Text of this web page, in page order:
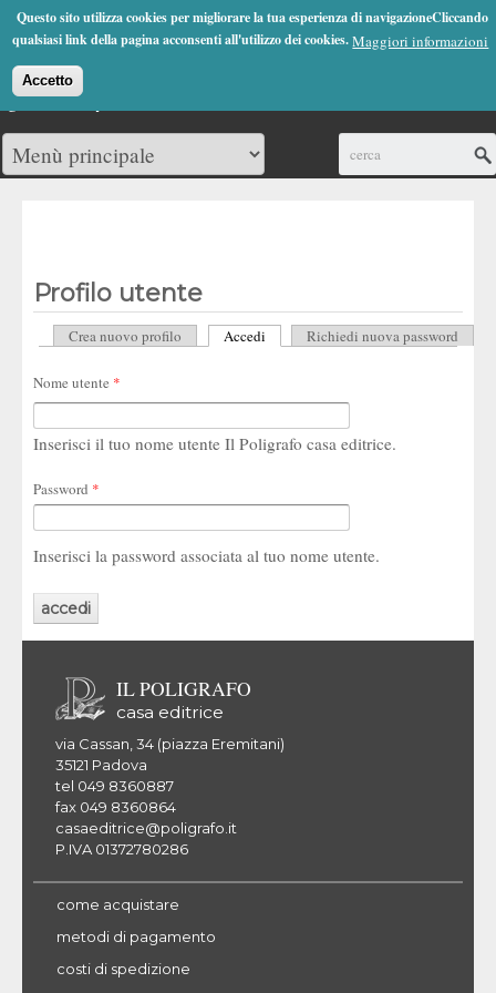
Questo sito utilizza cookies per migliorare la tua esperienza di navigazioneCliccando
qualsiasi link della pagina acconsenti all'utilizzo dei cookies.Maggiori informazioni
Accetto
Jump to Navigation
(0)
Profilo utente
Schede primarie
Crea nuovo profilo Accedi (scheda attiva)
Richiedi nuova password
Nome utente *
Inserisci il tuo nome utente Il Poligrafo casa editrice.
Password *
Inserisci la password associata al tuo nome utente.
IL POLIGRAFO
casa editrice
via Cassan, 34 (piazza Eremitani)
35121 Padova
tel 049 8360887
fax 049 8360864
casaeditrice@poligrafo.it
P.IVA 01372780286
come acquistare
metodi di pagamento
costi di spedizione